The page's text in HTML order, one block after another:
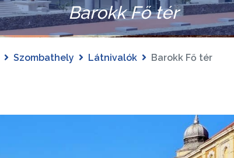
Barokk Fő tér
Szombathely Látnivalók Barokk Fő tér